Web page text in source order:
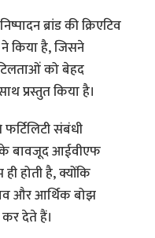
ब्रांड की क्रिएटिव
ने किया है, जिसने
को बेहद
प्रस्तुत किया है।
संबंधी
बावजूद आईवीएफ
होती है, क्योंकि
और आर्थिक बोझ
देते हैं।